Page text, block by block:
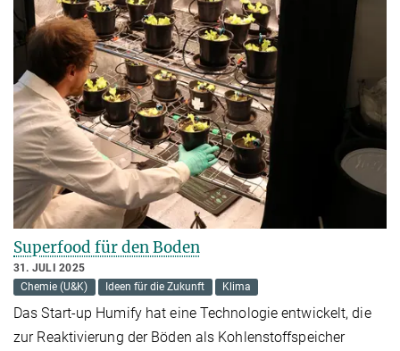
Superfood für den Boden
31. JULI 2025
Chemie (U&K)
Ideen für die Zukunft Klima
Das Start-up Humify hat eine Technologie entwickelt, die
zur Reaktivierung der Böden als Kohlenstoffspeicher